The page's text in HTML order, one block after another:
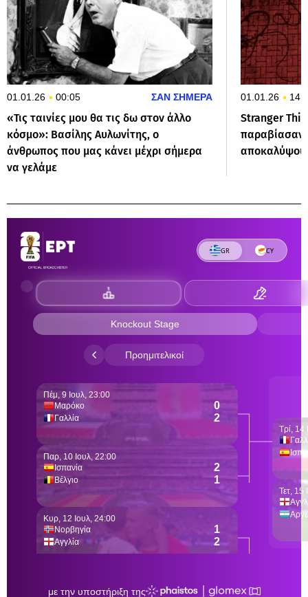
01.01.26 00:05 ΣΑΝ ΣΗΜΕΡΑ
«Τις ταινίες μου θα τις δω στον άλλο
κόσμο»: Βασίλης Αυλωνίτης, ο
άνθρωπος που μας κάνει μέχρι σήμερα
να γελάμε
01.01.26
Stranger
παραβίασαν